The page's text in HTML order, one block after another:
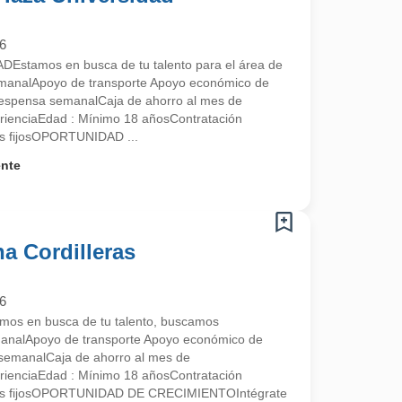
en busca de tu talento para el área de
de transporte Apoyo económico de
semanalCaja de ahorro al mes de
: Mínimo 18 añosContratación
...
Cordilleras
en busca de tu talento, buscamos
de transporte Apoyo económico de
de ahorro al mes de
: Mínimo 18 añosContratación
fijosOPORTUNIDAD DE CRECIMIENTOIntégrate